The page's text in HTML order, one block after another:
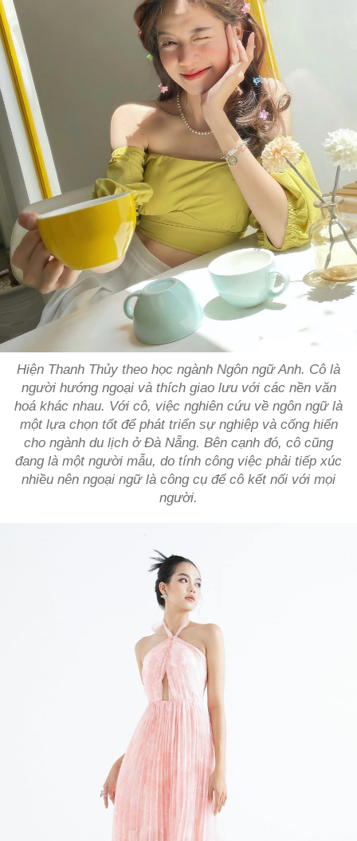
Hiện Thanh Thủy theo học ngành Ngôn ngữ Anh. Cô là
người hướng ngoại và thích giao lưu với các nền văn
hoá khác nhau. Với cô, việc nghiên cứu về ngôn ngữ là
một lựa chọn tốt để phát triển sự nghiệp và cống hiến
cho ngành du lịch ở Đà Nẵng. Bên cạnh đó, cô cũng
đang là một người mẫu, do tính công việc phải tiếp xúc
nhiều nên ngoại ngữ là công cụ để cô kết nối với mọi
người.